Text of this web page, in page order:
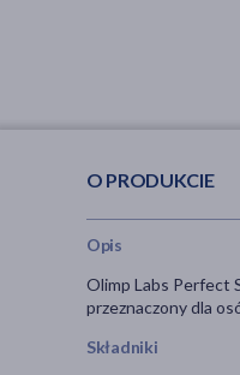
O PRODUKCIE
Opis
Olimp Labs Perfect
przeznaczony dla
Składniki